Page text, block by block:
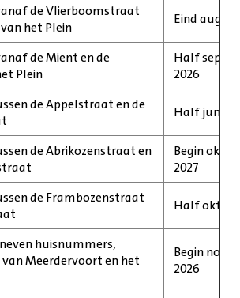
de Vlierboomstraat
het Plein
Eind
de Mient en de
Plein
Half
2026
de Appelstraat en de
Half juni
de Abrikozenstraat en
Begin
2027
de Frambozenstraat
Half
huisnummers,
van Meerdervoort en het
Begin
2026